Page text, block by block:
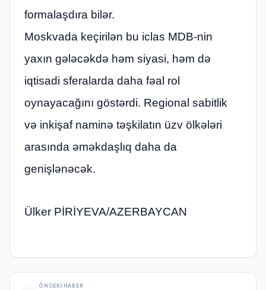
formalaşdıra bilər.
Moskvada keçirilən bu iclas MDB-nin
yaxın gələcəkdə həm siyasi, həm də
iqtisadi sferalarda daha fəal rol
oynayacağını göstərdi. Regional sabitlik
və inkişaf naminə təşkilatın üzv ölkələri
arasında əməkdaşlıq daha da
genişlənəcək.
Ülker PİRİYEVA/AZERBAYCAN
ÖNCEKI HABER